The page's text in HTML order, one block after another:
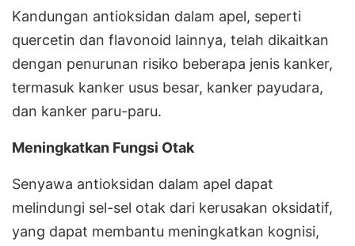
Kandungan antioksidan dalam apel, seperti
quercetin dan flavonoid lainnya, telah dikaitkan
dengan penurunan risiko beberapa jenis kanker,
termasuk kanker usus besar, kanker payudara,
dan kanker paru-paru.
Meningkatkan Fungsi Otak
Senyawa antioksidan dalam apel dapat
melindungi sel-sel otak dari kerusakan oksidatif,
yang dapat membantu meningkatkan kognisi,